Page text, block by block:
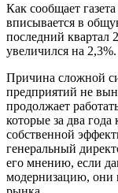
Как сообщает
вписывается в
последний квартал
увеличился на 2,3%.
Причина сложной
предприятий не
продолжает
которые за два
собственной
генеральный
его мнению, если
модернизацию, они